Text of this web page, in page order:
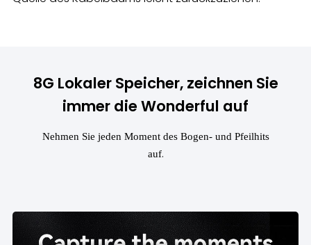
8G Lokaler Speicher, zeichnen Sie
immer die Wonderful auf
Nehmen Sie jeden Moment des Bogen- und Pfeilhits
auf.